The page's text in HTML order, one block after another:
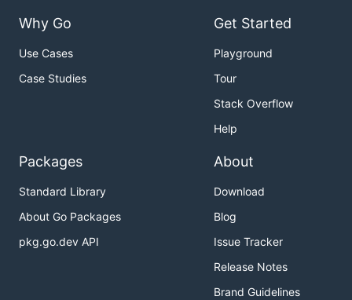
Why Go
Use Cases
Case Studies
Get Started
Playground
Tour
Stack Overflow
Help
Packages
Standard Library
About Go Packages
pkg.go.dev API
About
Download
Blog
Issue Tracker
Release Notes
Brand Guidelines